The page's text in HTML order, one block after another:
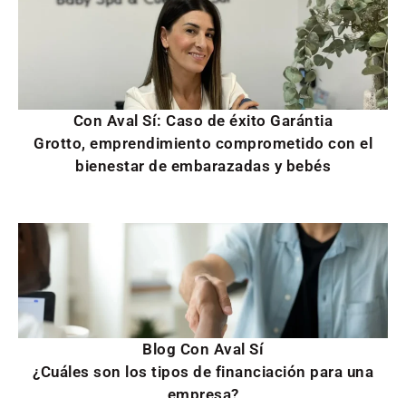
Con Aval Sí: Caso de éxito Garántia
Grotto, emprendimiento comprometido con el
bienestar de embarazadas y bebés
Blog Con Aval Sí
¿Cuáles son los tipos de financiación para una